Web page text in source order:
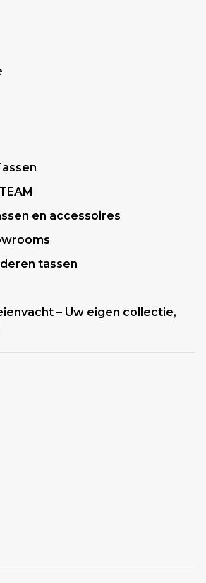
en accessoires
tassen
– Uw eigen collectie,